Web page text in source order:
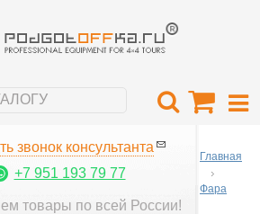
звонок консультанта
+7 951 193 79 77
товары по всей России!
Главная
Фара